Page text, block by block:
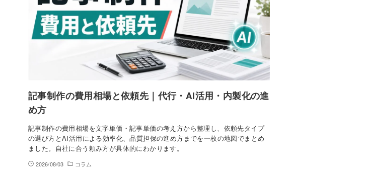
記事制作の費用相場と依頼先｜代行・AI活用・内製化の進
め方
記事制作の費用相場を文字単価・記事単価の考え方から整理し、依頼先タイプ
の選び方とAI活用による効率化、品質担保の進め方までを一枚の地図でまとめ
ました。自社に合う頼み方が具体的にわかります。
2026/08/03 コラム